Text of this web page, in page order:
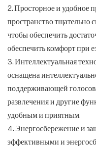
2. Просторное и удобное
пространство тщательно
чтобы обеспечить
обеспечить комфорт при
3. Интеллектуальная
оснащена
поддерживающей
развлечения и другие
удобным и приятным.
4. Энергосбережение и
эффективными и